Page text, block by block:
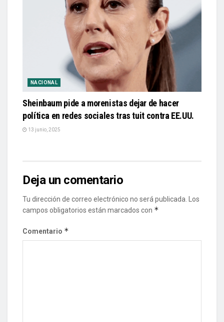
NACIONAL
Sheinbaum pide a morenistas dejar de hacer
política en redes sociales tras tuit contra EE.UU.
13 junio, 2025
Deja un comentario
Tu dirección de correo electrónico no será publicada. Los
campos obligatorios están marcados con *
Comentario *